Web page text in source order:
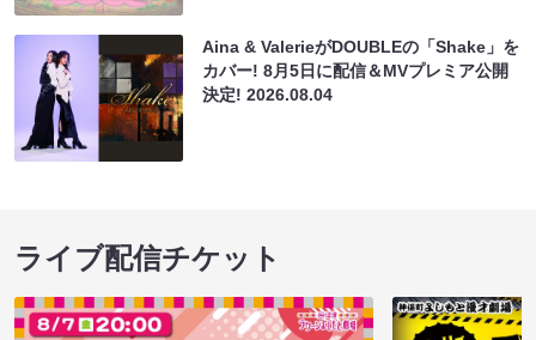
Aina & ValerieがDOUBLEの「Shake」を
カバー! 8月5日に配信＆MVプレミア公開
決定!2026.08.04
ライブ配信チケット